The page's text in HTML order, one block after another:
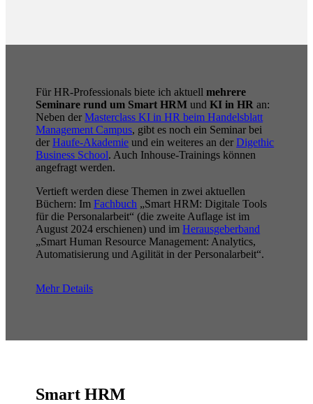
Für HR-Professionals biete ich aktuellmehrere
Seminare rund um Smart HRM undKI in HR an:
Neben derMasterclass KI in HR beim Handelsblatt
Management Campus, gibt es noch ein Seminar bei
derHaufe-Akademie und ein weiteres an derDigethic
Business School. Auch Inhouse-Trainings können
angefragt werden.
Vertieft werden diese Themen in zwei aktuellen
Büchern: ImFachbuch „Smart HRM: Digitale Tools
für die Personalarbeit“ (die zweite Auflage ist im
August 2024 erschienen) und imHerausgeberband
„Smart Human Resource Management: Analytics,
Automatisierung und Agilität in der Personalarbeit“.
Mehr Details
Smart HRM